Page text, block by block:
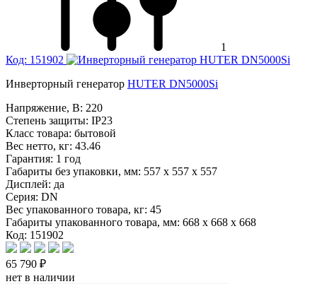
1
Код: 151902
Инверторный генератор HUTER DN5000Si
Напряжение, В: 220
Степень защиты: IP23
Класс товара: бытовой
Вес нетто, кг: 43.46
Гарантия: 1 год
Габариты без упаковки, мм: 557 x 557 x 557
Дисплей: да
Серия: DN
Вес упакованного товара, кг: 45
Габариты упакованного товара, мм: 668 x 668 x 668
Код: 151902
65 790 ₽
нет в наличии